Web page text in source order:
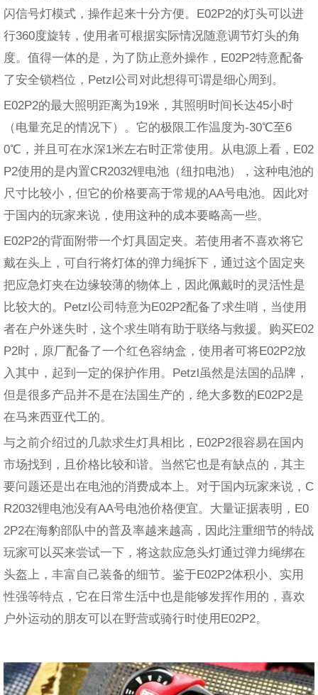
闪信号灯模式，操作起来十分方便。E02P2的灯头可以进
行360度旋转，使用者可根据实际情况随意调节灯头的角
度。值得一体的是，为了防止意外操作，E02P2特意配备
了安全锁档位，Petzl公司对此想得可谓是细心周到。
E02P2的最大照明距离为19米，其照明时间长达45小时
（电量充足的情况下）。它的极限工作温度为-30℃至6
0℃，并且可在水深1米左右时正常使用。从电源上看，E02
P2使用的是内置CR2032锂电池（纽扣电池），这种电池的
尺寸比较小，但它的价格要高于常规的AA号电池。因此对
于国内的玩家来说，使用这种的成本要略高一些。
E02P2的背面附带一个灯具固定夹。若使用者不喜欢将它
戴在头上，可自行将灯体的弹力绳拆下，通过这个固定夹
把应急灯夹在边缘较薄的物体上，因此佩戴时的灵活性是
比较大的。Petzl公司特意为E02P2配备了求生哨，当使用
者在户外迷失时，这个求生哨有助于联络与救援。购买E02
P2时，原厂配备了一个红色容纳盒，使用者可将E02P2放
入其中，起到一定的保护作用。Petzl虽然是法国的品牌，
但是很多产品并不是在法国生产的，绝大多数的E02P2是
在马来西亚代工的。
与之前介绍过的几款求生灯具相比，E02P2很容易在国内
市场找到，且价格比较和谐。当然它也是有缺点的，其主
要问题还是出在电池的消费成本上。对于国内玩家来说，C
R2032锂电池没有AA号电池价格便宜。大量证据表明，E0
2P2在海豹部队中的普及率越来越高，因此注重细节的特战
玩家可以买来尝试一下，将这款应急头灯通过弹力绳绑在
头盔上，丰富自己装备的细节。鉴于E02P2体积小、实用
性强等特点，它在日常生活中也是能够发挥作用的，喜欢
户外运动的朋友可以在野营或骑行时使用E02P2。